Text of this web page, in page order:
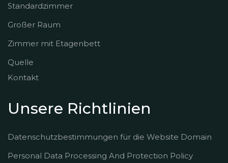
Standardzimmer
Großer Raum
Zimmer mit Etagenbett
Quelle
Kontakt
Unsere Richtlinien
Datenschutzbestimmungen für die Website Domain
Personal Data Processing And Protection Policy